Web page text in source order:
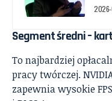
Segment średni –
To najbardziej
pracy twórczej. NVIDIA
zapewnia wysokie